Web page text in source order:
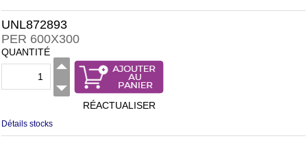
UNL872893
PER 600X300
QUANTITÉ
RÉACTUALISER
Détails stocks